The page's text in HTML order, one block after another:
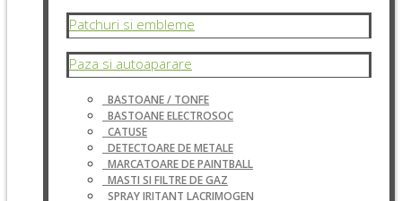
Patchuri si embleme
Paza si autoaparare
BASTOANE / TONFE
BASTOANE ELECTROSOC
CATUSE
DETECTOARE DE METALE
MARCATOARE DE PAINTBALL
MASTI SI FILTRE DE GAZ
SPRAY IRITANT LACRIMOGEN